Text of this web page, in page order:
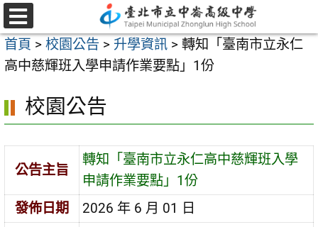
跳
至
主
要
容
選
單
首頁 > 校園公告 > 升學資訊 > 轉知「臺南市立永仁
高中慈輝班入學申請作業要點」1份
校園公告
公告主旨
轉知「臺南市立永仁高中慈輝班入學
申請作業要點」1份
發佈日期
2026 年 6 月 01 日